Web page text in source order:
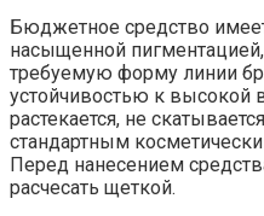
Бюджетное средство имеет
насыщенной
требуемую форму линии
устойчивостью к высокой
растекается, не
стандартным
Перед нанесением
расчесать щеткой.